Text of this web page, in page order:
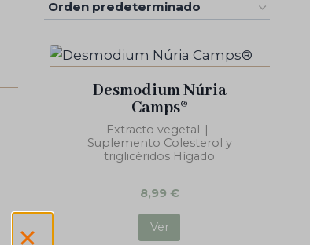
Desmodium Núria
Camps®
Extracto vegetal |
Suplemento Colesterol y
triglicéridos Hígado
8,99 €
Ver